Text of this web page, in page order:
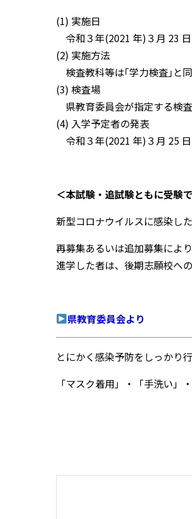
(1) 実施日
令和３年(2021 年)３月 23 日
(2) 実施方法
検査教科等は｢学力検査｣と
(3) 検査場
県教育委員会が指定する検
(4) 入学予定者の発表
令和３年(2021 年)３月 25
＜本試験・追試験ともに受験
新型コロナウイルスに感染し
再募集あるいは追加募集によ
進学した者は、後期志願校へ
県教育委員会より
とにかく感染予防をしっかり
「マスク着用」・「手洗い」